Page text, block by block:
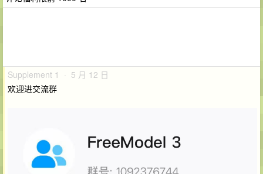
Supplement 1 · 5 月 12 日
欢迎进交流群